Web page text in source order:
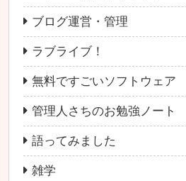
ブログ運営・管理
ラブライブ！
無料ですごいソフトウェア
管理人さちのお勉強ノート
語ってみました
雑学